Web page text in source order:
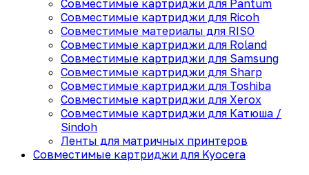
Совместимые картриджи для Pantum
Совместимые картриджи для Ricoh
Совместимые материалы для RISO
Совместимые картриджи для Roland
Совместимые картриджи для Samsung
Совместимые картриджи для Sharp
Совместимые картриджи для Toshiba
Совместимые картриджи для Xerox
Совместимые картриджи для Катюша /
Sindoh
Ленты для матричных принтеров
Совместимые картриджи для Kyocera